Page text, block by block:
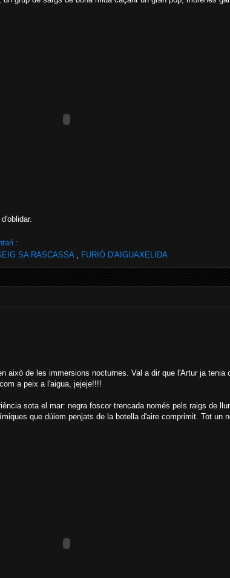
:
SA RASCASSA FURIÓ D'AIGUAXELIDA
això de les immersions nocturnes. Val a dir que l'Artur ja tenia
a peix a l'aigua, jejeje!!!!
sota el mar: negra foscor trencada només pels raigs de
que dúiem penjats de la botella d'aire comprimit. Tot un